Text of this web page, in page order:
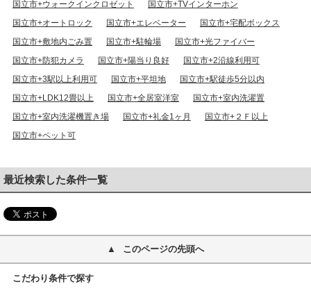
国立市+ウォークインクロゼット
国立市+TVインターホン
国立市+オートロック
国立市+エレベーター
国立市+宅配ボックス
国立市+敷地内ごみ置
国立市+駐輪場
国立市+光ファイバー
国立市+防犯カメラ
国立市+陽当り良好
国立市+2沿線利用可
国立市+3駅以上利用可
国立市+平坦地
国立市+駅徒歩5分以内
国立市+LDK12畳以上
国立市+全居室洋室
国立市+室内洗濯置
国立市+室内洗濯機置き場
国立市+礼金1ヶ月
国立市+２Ｆ以上
国立市+ペット可
最近検索した条件一覧
このページの先頭へ
こだわり条件で探す